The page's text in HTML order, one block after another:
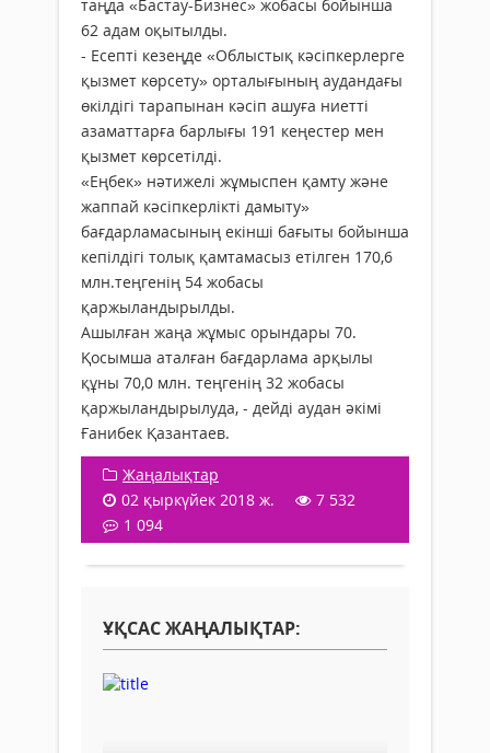
таңда «Бастау-Бизнес» жобасы бойынша
62 адам оқытылды.
- Есепті кезеңде «Облыстық кәсіпкерлерге
қызмет көрсету» орталығының аудандағы
өкілдігі тарапынан кәсіп ашуға ниетті
азаматтарға барлығы 191 кеңестер мен
қызмет көрсетілді.
«Еңбек» нәтижелі жұмыспен қамту және
жаппай кәсіпкерлікті дамыту»
бағдарламасының екінші бағыты бойынша
кепілдігі толық қамтамасыз етілген 170,6
млн.теңгенің 54 жобасы
қаржыландырылды.
Ашылған жаңа жұмыс орындары 70.
Қосымша аталған бағдарлама арқылы
құны 70,0 млн. теңгенің 32 жобасы
қаржыландырылуда, - дейді аудан әкімі
Ғанибек Қазантаев.
Жаңалықтар
02 қыркүйек 2018 ж.
7 532
1 094
ҰҚСАС ЖАҢАЛЫҚТАР: